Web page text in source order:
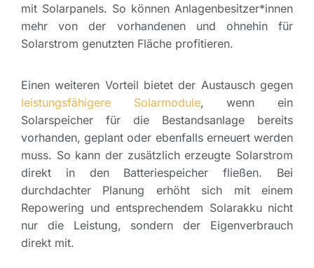
mit Solarpanels. So können Anlagenbesitzer*innen
mehr von der vorhandenen und ohnehin für
Solarstrom genutzten Fläche profitieren.
Einen weiteren Vorteil bietet der Austausch gegen
leistungsfähigere Solarmodule, wenn ein
Solarspeicher für die Bestandsanlage bereits
vorhanden, geplant oder ebenfalls erneuert werden
muss. So kann der zusätzlich erzeugte Solarstrom
direkt in den Batteriespeicher fließen. Bei
durchdachter Planung erhöht sich mit einem
Repowering und entsprechendem Solarakku nicht
nur die Leistung, sondern der Eigenverbrauch
direkt mit.